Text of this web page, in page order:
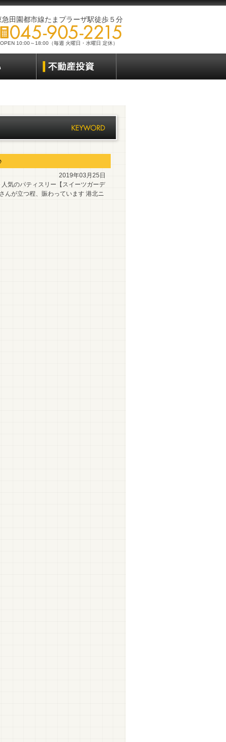
急田園都市線たまプラーザ駅徒歩５分
OPEN 10:00～18:00（毎週 火曜日・水曜日 定休）
2019年03月25日
気のパティスリー【スイーツガーデ
んが立つ程、賑わっています 港北ニ